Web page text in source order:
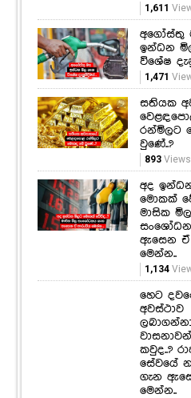
1,611
අගෝස්තු
ඉන්ධන
විශේෂ
1,471
සතියක
රන්මිලට
වුණේ..?
893Views
අද
මොකක්
මාසික මිල
ඇසෙන ඒ
මෙන්න..
1,134
හෙට
අවස්ථාව
කවුද..?
සේවයේ
ගැන
මෙන්න..